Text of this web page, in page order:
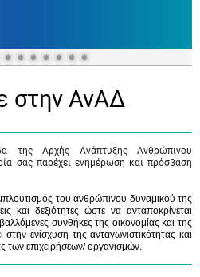
στην ΑνΑΔ
της Αρχής Ανάπτυξης Ανθρώπινου
σας παρέχει ενημέρωση και πρόσβαση
του ανθρώπινου δυναμικού της
και δεξιότητες ώστε να ανταποκρίνεται
συνθήκες της οικονομίας και της
ενίσχυση της ανταγωνιστικότητας και
των επιχειρήσεων/ οργανισμών.